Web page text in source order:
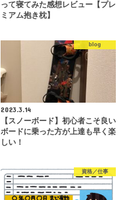
って寝てみた感想レビュー【プレ
ミアム抱き枕】
blog
2023.3.14
【スノーボード】初心者こそ良い
ボードに乗った方が上達も早く楽
しい！
資格／仕事